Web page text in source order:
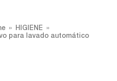
HIGIENE
para lavado automático